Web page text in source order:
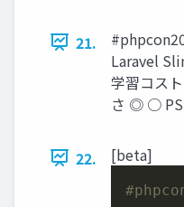
21.
Laravel
学習コス
さ ◎ ○
22. [beta]